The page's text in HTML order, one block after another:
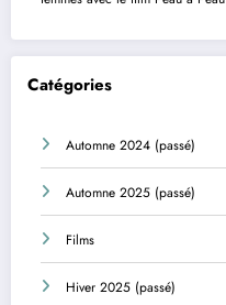
Catégories
Automne 2024 (passé)
Automne 2025 (passé)
Films
Hiver 2025 (passé)